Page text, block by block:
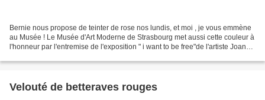
Bernie nous propose de teinter de rose nos lundis, et moi , je vous emmène
au Musée ! Le Musée d'Art Moderne de Strasbourg met aussi cette couleur à
l'honneur par l'entremise de l'exposition " i want to be free"de l'artiste Joanna
Velouté de betteraves rouges